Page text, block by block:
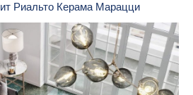
Риальто Керама Марацци